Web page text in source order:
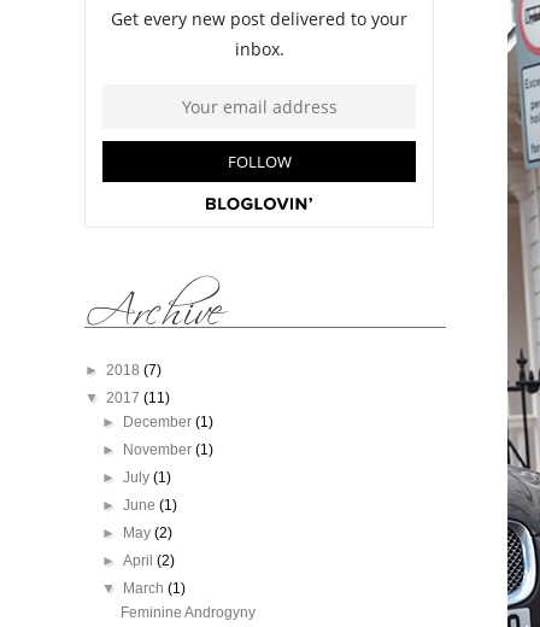
► 2018 (7)
▼ 2017 (11)
►
December(1)
►
November(1)
►July(1)
►June(1)
►
May(2)
►April(2)
▼
March(1)
Feminine Androgyny